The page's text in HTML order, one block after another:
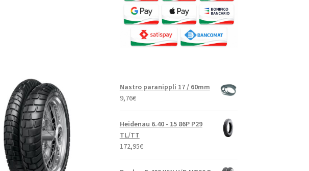
Nastro paranippli 17 / 60mm
9,76€
Heidenau 6.40 - 15 86P P29
TL/TT
172,95€